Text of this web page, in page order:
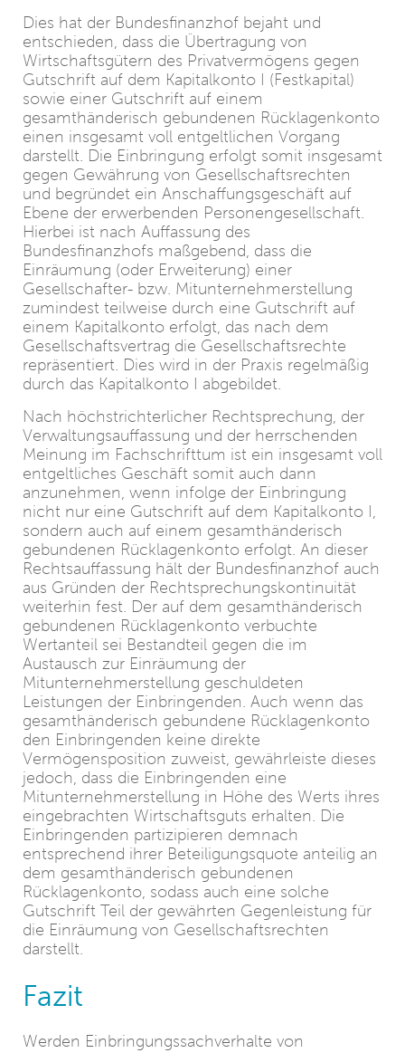
Dies hat der Bundesfinanzhof bejaht und
entschieden, dass die Übertragung von
Wirtschaftsgütern des Privatvermögens gegen
Gutschrift auf dem Kapitalkonto I (Festkapital)
sowie einer Gutschrift auf einem
gesamthänderisch gebundenen Rücklagenkonto
einen insgesamt voll entgeltlichen Vorgang
darstellt. Die Einbringung erfolgt somit insgesamt
gegen Gewährung von Gesellschaftsrechten
und begründet ein Anschaffungsgeschäft auf
Ebene der erwerbenden Personengesellschaft.
Hierbei ist nach Auffassung des
Bundesfinanzhofs maßgebend, dass die
Einräumung (oder Erweiterung) einer
Gesellschafter- bzw. Mitunternehmerstellung
zumindest teilweise durch eine Gutschrift auf
einem Kapitalkonto erfolgt, das nach dem
Gesellschaftsvertrag die Gesellschaftsrechte
repräsentiert. Dies wird in der Praxis regelmäßig
durch das Kapitalkonto I abgebildet.
Nach höchstrichterlicher Rechtsprechung, der
Verwaltungsauffassung und der herrschenden
Meinung im Fachschrifttum ist ein insgesamt voll
entgeltliches Geschäft somit auch dann
anzunehmen, wenn infolge der Einbringung
nicht nur eine Gutschrift auf dem Kapitalkonto I,
sondern auch auf einem gesamthänderisch
gebundenen Rücklagenkonto erfolgt. An dieser
Rechtsauffassung hält der Bundesfinanzhof auch
aus Gründen der Rechtsprechungskontinuität
weiterhin fest. Der auf dem gesamthänderisch
gebundenen Rücklagenkonto verbuchte
Wertanteil sei Bestandteil gegen die im
Austausch zur Einräumung der
Mitunternehmerstellung geschuldeten
Leistungen der Einbringenden. Auch wenn das
gesamthänderisch gebundene Rücklagenkonto
den Einbringenden keine direkte
Vermögensposition zuweist, gewährleiste dieses
jedoch, dass die Einbringenden eine
Mitunternehmerstellung in Höhe des Werts ihres
eingebrachten Wirtschaftsguts erhalten. Die
Einbringenden partizipieren demnach
entsprechend ihrer Beteiligungsquote anteilig an
dem gesamthänderisch gebundenen
Rücklagenkonto, sodass auch eine solche
Gutschrift Teil der gewährten Gegenleistung für
die Einräumung von Gesellschaftsrechten
darstellt.
Fazit
Werden Einbringungssachverhalte von